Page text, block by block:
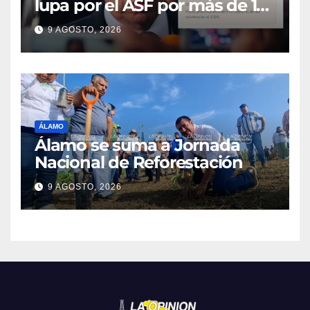
lupa por el ASF por más de 10
MDP
9 AGOSTO, 2026
ÁLAMO
Álamo se suma a Jornada
Nacional de Reforestación
9 AGOSTO, 2026